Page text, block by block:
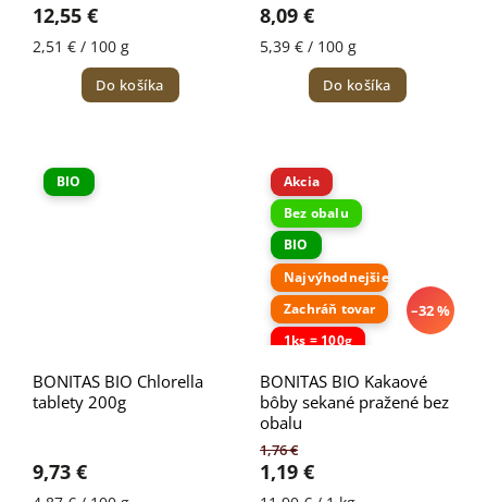
12,55 €
2,51 € / 100 g
Do košíka
8,09 €
5,39 € / 100 g
Do košíka
BIO
BONITAS BIO Chlorella
tablety 200g
9,73 €
Akcia
Bez obalu
BIO
Najvýhodnejšie
Zachráň tovar
1ks = 100g
–32 %
BONITAS BIO Kakaové
bôby sekané pražené bez
obalu
1,76 €
1,19 €